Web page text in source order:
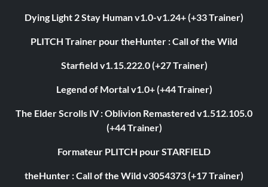
Dying Light 2 Stay Human v1.0-v1.24+ (+33 Trainer)
PLITCH Trainer pour theHunter : Call of the Wild
Starfield v1.15.222.0 (+27 Trainer)
Legend of Mortal v1.0+ (+44 Trainer)
The Elder Scrolls IV : Oblivion Remastered v1.512.105.0
(+44 Trainer)
Formateur PLITCH pour STARFIELD
theHunter : Call of the Wild v3054373 (+17 Trainer)